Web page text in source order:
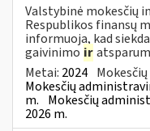
Valstybinė mokesčių
Respublikos finansų
informuoja, kad
gaivinimo ir
Metai: 2024
Mokesčių
m. Mokesčių
2026 m.